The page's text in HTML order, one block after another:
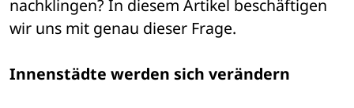
nachklingen? In diesem Artikel beschäftigen
wir uns mit genau dieser Frage.
Innenstädte werden sich verändern